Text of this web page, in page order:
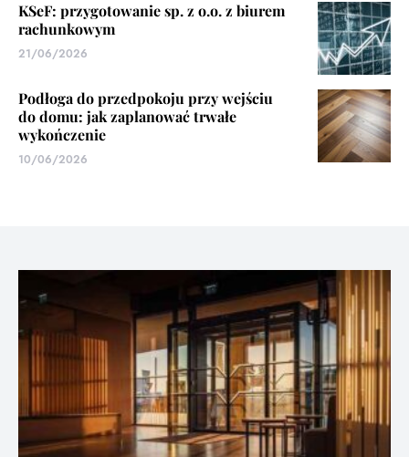
KSeF: przygotowanie sp. z o.o. z biurem
rachunkowym
21/06/2026
Podłoga do przedpokoju przy wejściu
do domu: jak zaplanować trwałe
wykończenie
10/06/2026